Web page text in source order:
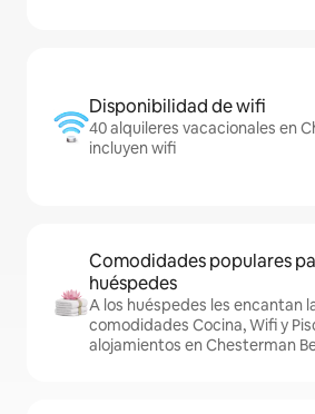
Disponibilidad de wifi
40 alquileres vacacionales en
incluyen wifi
Comodidades populares
huéspedes
A los huéspedes les encantan
comodidades Cocina, Wifi y
alojamientos en Chesterman